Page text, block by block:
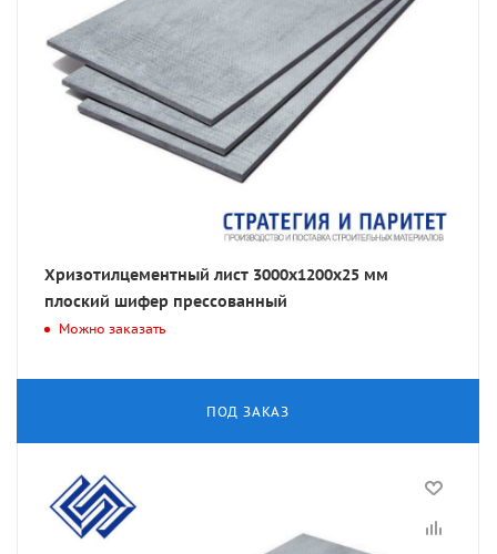
Хризотилцементный лист 3000х1200х25 мм
плоский шифер прессованный
Можно заказать
ПОД ЗАКАЗ